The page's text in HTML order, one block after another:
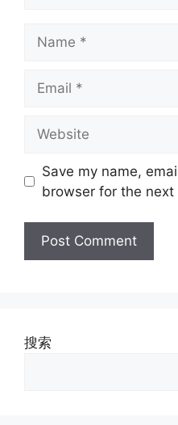
Save my name,
browser for the next
搜索